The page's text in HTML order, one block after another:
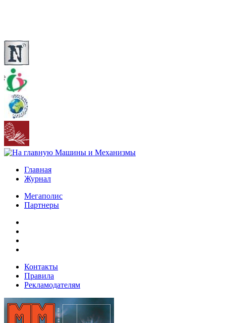
Главная
Журнал
Мегаполис
Партнеры
Контакты
Правила
Рекламодателям